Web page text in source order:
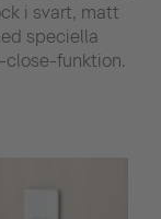
i svart, matt
speciella
close-funktion.